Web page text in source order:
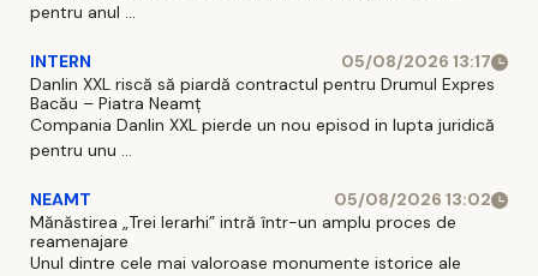
pentru anul ...
INTERN
05/08/2026 13:17
Danlin XXL riscă să piardă contractul pentru Drumul Expres
Bacău – Piatra Neamț
Compania Danlin XXL pierde un nou episod in lupta juridică
pentru unu ...
NEAMT
05/08/2026 13:02
Mănăstirea „Trei Ierarhi” intră într-un amplu proces de
reamenajare
Unul dintre cele mai valoroase monumente istorice ale